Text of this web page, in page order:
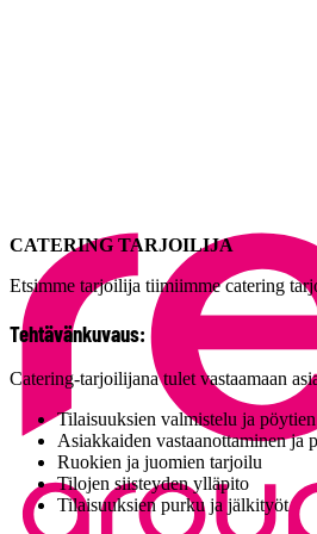
CATERING TARJOILIJA
Etsimme tarjoilija tiimiimme catering
Tehtävänkuvaus:
Catering-tarjoilijana tulet vastaamaan
Tilaisuuksien valmistelu ja
Asiakkaiden vastaanottaminen ja
Ruokien ja juomien tarjoilu
Tilojen siisteyden ylläpito
Tilaisuuksien purku ja jälkityöt